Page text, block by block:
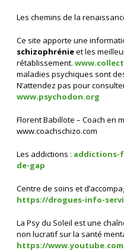
Les chemins de la
Ce site apporte une
schizophrénieet les
rétablissement.
maladies psychiques sont
N’attendez pas pour
www.psychodon.org
Florent Babillote – Coach en
www.coachschizo.com
Les addictions : addictions-
de-gap
Centre de soins et
https://drogues-info-
La Psy du Soleil est une
non lucratif sur la santé
https://